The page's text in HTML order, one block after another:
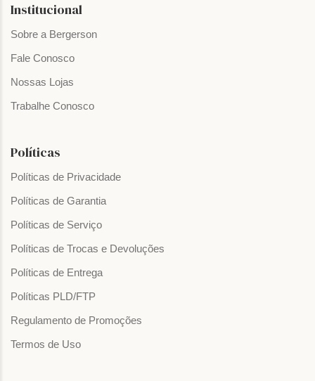
Institucional
Sobre a Bergerson
Fale Conosco
Nossas Lojas
Trabalhe Conosco
Políticas
Políticas de Privacidade
Políticas de Garantia
Políticas de Serviço
Políticas de Trocas e Devoluções
Políticas de Entrega
Políticas PLD/FTP
Regulamento de Promoções
Termos de Uso